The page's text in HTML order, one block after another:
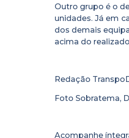
Outro grupo é o
unidades. Já em
dos demais
acima do
Redação
Foto Sobratema,
Acompanhe